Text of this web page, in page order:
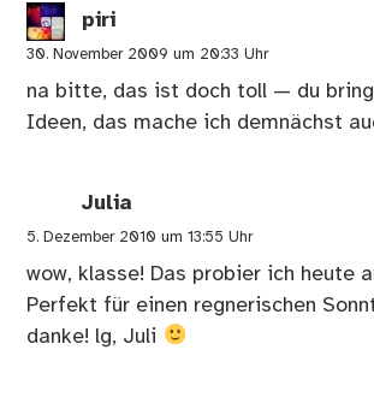
piri
30. November 2009 um 20:33 Uhr
na bitte, das ist doch toll — du
Ideen, das mache ich demnächst
Julia
5. Dezember 2010 um 13:55 Uhr
wow, klasse! Das probier ich heute
Perfekt für einen regnerischen
danke! lg, Juli